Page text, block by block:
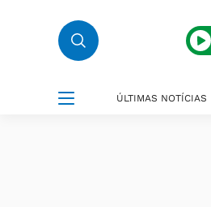
ÚLTIMAS NOTÍCIAS